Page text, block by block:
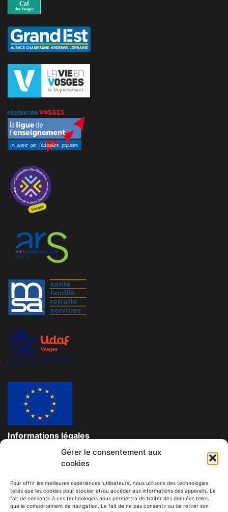
Gérer le consentement aux
cookies
Pour offrir les meilleures expériences 'utilisateurs', nous utilisons des technologies
telles que les cookies pour stocker et/ou accéder aux informations des appareils. Le
fait de consentir à ces technologies nous permettra de traiter des données telles
que le comportement de navigation. Le fait de ne pas consentir ou de retirer son
Informations légales
Données personnelles et confidentielles
Mentions légales
Contact